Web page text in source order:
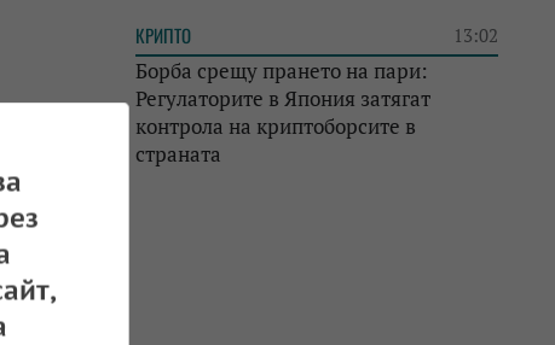
КРИПТО 13:02
Борба срещу прането на пари:
Регулаторите в Япония затягат
контрола на криптоборсите в
страната